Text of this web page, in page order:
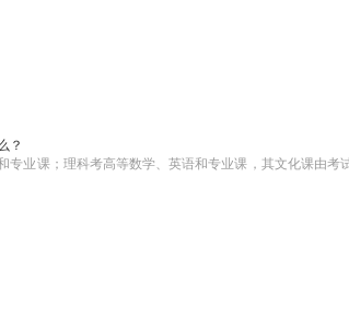
？
专业课；理科考高等数学、英语和专业课，其文化课由考